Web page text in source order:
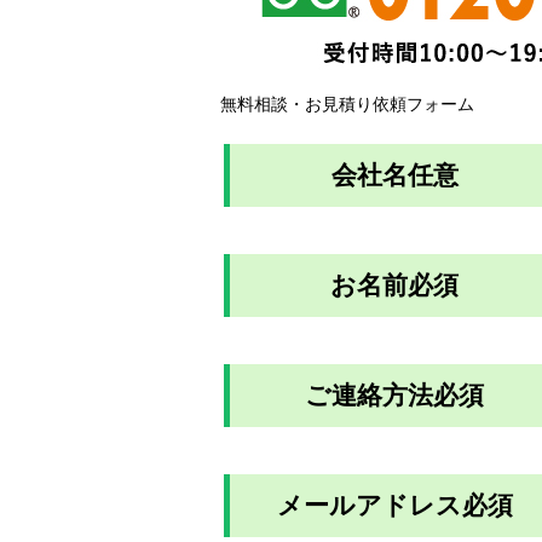
無料相談・お見積り依頼フォーム
会社名任意
お名前必須
ご連絡方法必須
メールアドレス必須